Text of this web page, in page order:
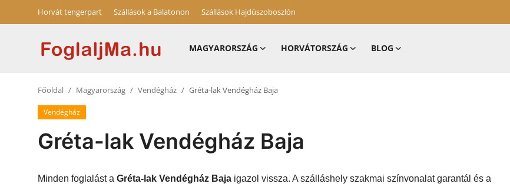
Horvát tengerpart Szállások a Balatonon Szállások Hajdúszoboszlón
MAGYARORSZÁG HORVÁTORSZÁG BLOG
Horvátország
Főoldal Magyarország Vendégház Gréta-lak Vendégház Baja
Vendégház
Gréta-lak Vendégház Baja
Minden foglalást a Gréta-lak Vendégház Baja igazol vissza. A szálláshely szakmai színvonalat garantál és a